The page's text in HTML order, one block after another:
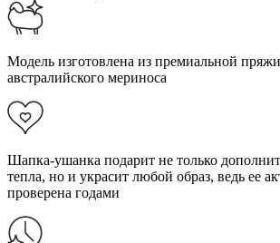
Модель изготовлена из премиальной
австралийского мериноса
Шапка-ушанка подарит не только
тепла, но и украсит любой образ, ведь ее
проверена годами